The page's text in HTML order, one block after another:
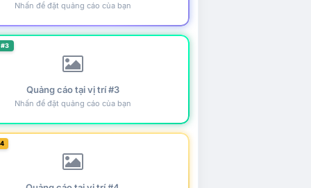
Nhấn để đặt quảng cáo của bạn
Quảng cáo tại vị trí #3
Nhấn để đặt quảng cáo của bạn